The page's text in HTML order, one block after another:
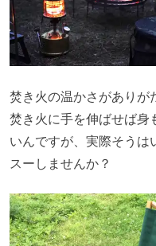
焚き火の温かさがありが
焚き火に手を伸ばせば
いんですが、実際そうは
スーしませんか？